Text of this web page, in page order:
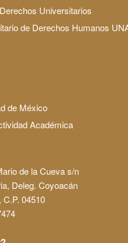
Universitarios
de Derechos Humanos
de México
Académica
de la Cueva s/n
Deleg. Coyoacán
04510